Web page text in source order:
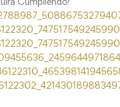
Cumpliendo!